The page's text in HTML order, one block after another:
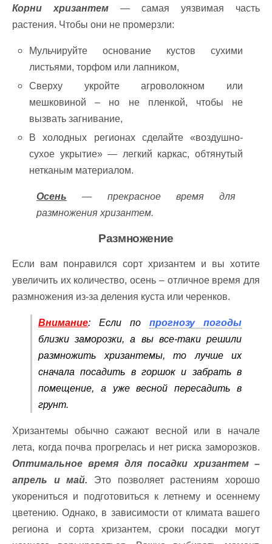
Корни хризантем — самая уязвимая часть
растения. Чтобы они не промерзли:
Мульчируйте основание кустов сухими
листьями, торфом или лапником,
Сверху укройте агроволокном или
мешковиной – но не пленкой, чтобы не
вызвать загнивание,
В холодных регионах сделайте «воздушно-
сухое укрытие» — легкий каркас, обтянутый
нетканым материалом.
Осень — прекрасное время для
размножения хризантем.
Размножение
Если вам понравился сорт хризантем и вы хотите
увеличить их количество, осень – отличное время для
размножения из-за деления куста или черенков.
Внимание: Если по прогнозу погоды
близки заморозки, а вы все-таки решили
размножить хризантемы, то лучше их
сначала посадить в горшок и забрать в
помещение, а уже весной пересадить в
грунт.
Хризантемы обычно сажают весной или в начале
лета, когда почва прогрелась и нет риска заморозков.
Оптимальное время для посадки хризантем –
апрель и май. Это позволяет растениям хорошо
укорениться и подготовиться к летнему и осеннему
цветению. Однако, в зависимости от климата вашего
региона и сорта хризантем, сроки посадки могут